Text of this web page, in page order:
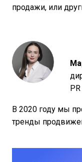
продажи, или
В 2020 году мы
тренды